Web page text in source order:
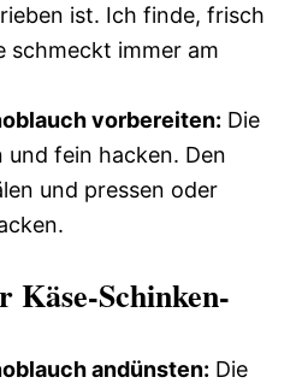
ist. Ich finde, frisch
schmeckt immer am
vorbereiten: Die
und fein hacken. Den
und pressen oder
Käse-Schinken-
andünsten: Die